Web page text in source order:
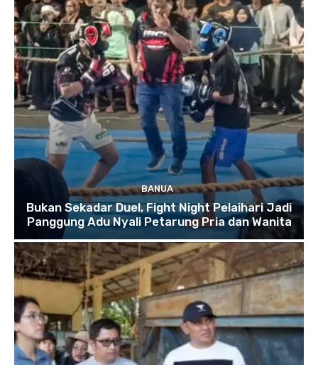
BANUA
Bukan Sekadar Duel, Fight Night Pelaihari Jadi
Panggung Adu Nyali Petarung Pria dan Wanita